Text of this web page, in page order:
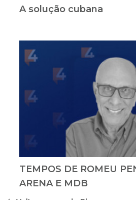
A solução cubana
TEMPOS DE ROMEU
ARENA E MDB